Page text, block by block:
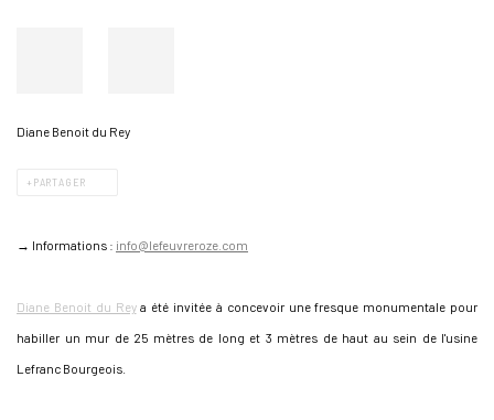
Diane Benoit du Rey
PARTAGER
→ Informations : info@lefeuvreroze.com
Diane Benoit du Reya été invitée à concevoir une fresque monumentale pour
habiller un mur de 25 mètres de long et 3 mètres de haut au sein de l'usine
Lefranc Bourgeois.